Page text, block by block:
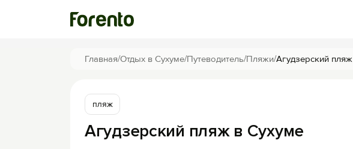
Главная/Отдых в Сухуме/Путеводитель/Пляжи/Агудзерский пляж
пляж
Агудзерский пляж в Сухуме